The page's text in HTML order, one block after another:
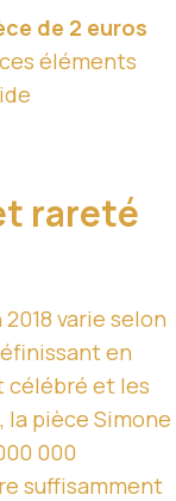
de 2 euros
éléments
rareté
2018 varie selon
en
célébré et les
, la pièce Simone
000
suffisamment